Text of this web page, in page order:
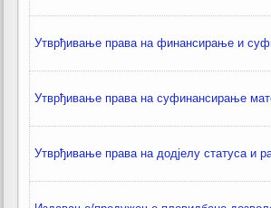
Утврђивање права на финансирање и
Утврђивање права на суфинансирање
Утврђивање права на додјелу статуса и